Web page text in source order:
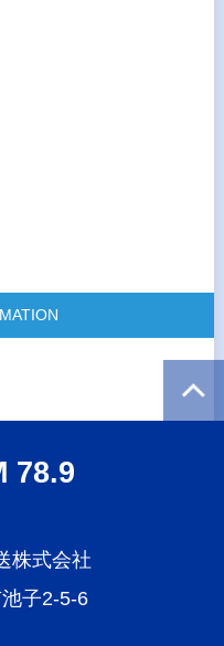
78.9
株式会社
子2-5-6